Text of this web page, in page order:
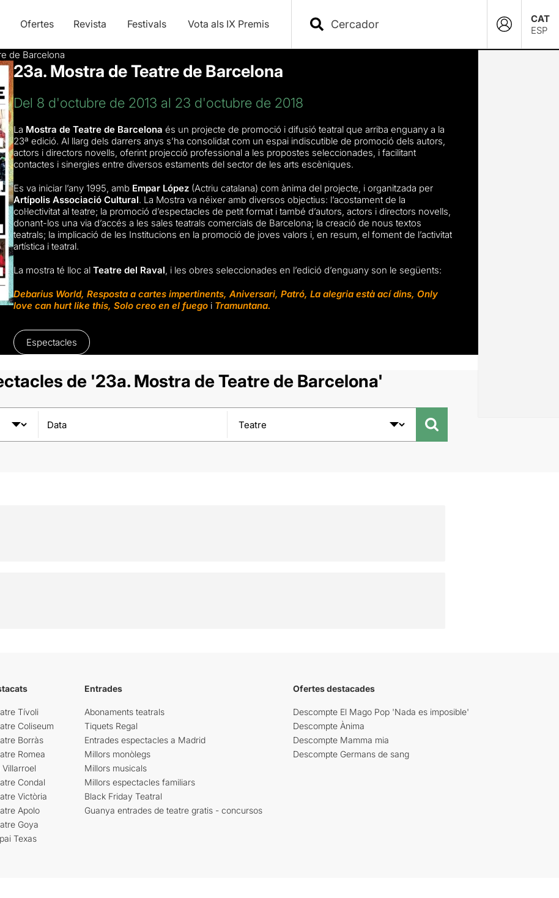
Ofertes Revista Festivals Vota als IX Premis
CAT
ESP
de Barcelona
23a. Mostra de Teatre de Barcelona
Del 8 d'octubre de 2013 al 23 d'octubre de 2018
La Mostra de Teatre de Barcelona és un projecte de promoció i difusió teatral que arriba enguany a la
23ª edició. Al llarg dels darrers anys s’ha consolidat com un espai indiscutible de promoció dels autors,
actors i directors novells, oferint projecció professional a les propostes seleccionades, i facilitant
contactes i sinergies entre diversos estaments del sector de les arts escèniques.
Es va iniciar l’any 1995, amb Empar López(Actriu catalana) com ànima del projecte, i organitzada per
Artípolis Associació Cultural. La Mostra va néixer amb diversos objectius: l’acostament de la
col·lectivitat al teatre; la promoció d’espectacles de petit format i també d’autors, actors i directors novells,
donant-los una via d’accés a les sales teatrals comercials de Barcelona; la creació de nous textos
teatrals; la implicació de les Institucions en la promoció de joves valors i, en resum, el foment de l’activitat
artística i teatral.
La mostra té lloc al Teatre del Raval, i les obres seleccionades en l’edició d’enguany son le següents:
Debarius World, Resposta a cartes impertinents,Aniversari, Patró, La alegria està ací dins, Only
love can hurt like this, Solo creo en el fuegoi Tramuntana.
Espectacles
de '23a. Mostra de Teatre de Barcelona'
Data
Tívoli
Coliseum
Borràs
Romea
Villarroel
Condal
Victòria
Apolo
Goya
Texas
Entrades
Abonaments teatrals
Tiquets Regal
Entrades espectacles a Madrid
Millors monòlegs
Millors musicals
Millors espectacles familiars
Black Friday Teatral
Guanya entrades de teatre gratis - concursos
Ofertes destacades
Descompte El Mago Pop 'Nada es imposible'
Descompte Ànima
Descompte Mamma mia
Descompte Germans de sang